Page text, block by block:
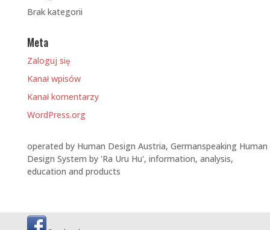
Brak kategorii
Meta
Zaloguj się
Kanał wpisów
Kanał komentarzy
WordPress.org
operated by Human Design Austria, Germanspeaking Human
Design System by 'Ra Uru Hu', information, analysis,
education and products